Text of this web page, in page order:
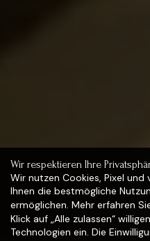
Wir respektieren Ihre
Wir nutzen Cookies, Pixel und
Ihnen die bestmögliche
ermöglichen. Mehr erfahren
Klick auf „Alle zulassen“
Technologien ein. Die